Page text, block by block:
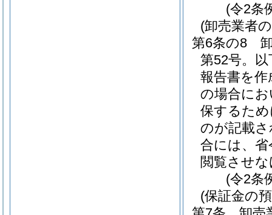
(令2条
(卸売業者
第6条の8
第52号。
報告書を
の場合に
保するた
のが記載
合には、
閲覧させ
(令2条
(保証金の